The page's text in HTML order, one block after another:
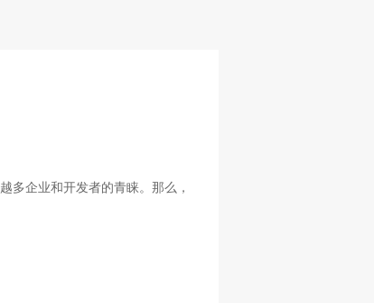
多企业和开发者的青睐。那么，